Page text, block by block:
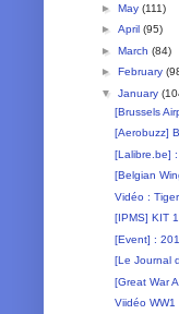
► May (111)
► April (95)
► March (84)
► February
▼ January
[Brussels
[Aerobuzz]
[Lalibre.be] :
[Belgian
Vidéo :
[IPMS] KIT
[Event] :
[Le Journal
[Great War
Viidéo